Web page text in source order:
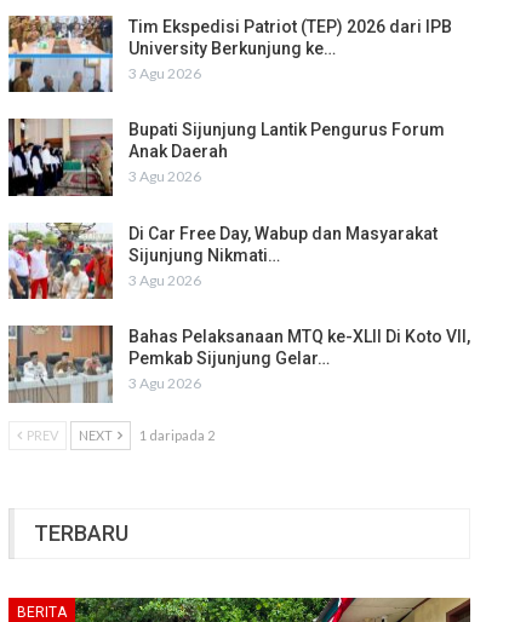
Tim Ekspedisi Patriot (TEP) 2026 dari IPB
University Berkunjung ke…
3 Agu 2026
Bupati Sijunjung Lantik Pengurus Forum
Anak Daerah
3 Agu 2026
Di Car Free Day, Wabup dan Masyarakat
Sijunjung Nikmati…
3 Agu 2026
Bahas Pelaksanaan MTQ ke-XLII Di Koto VII,
Pemkab Sijunjung Gelar…
3 Agu 2026
PREV NEXT 1 daripada 2
TERBARU
BERITA